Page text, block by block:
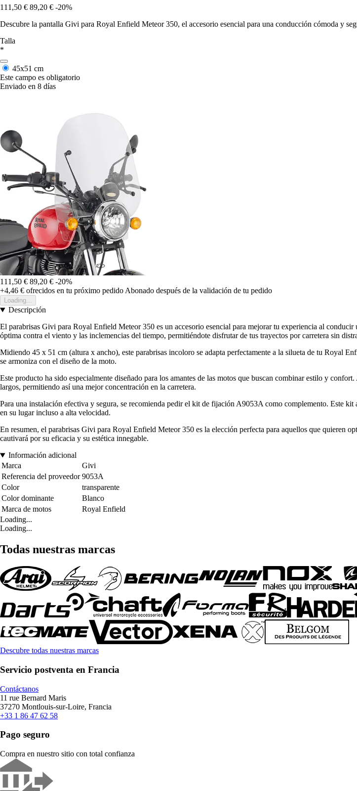
111,50 € 89,20 € -20%
Descubre la pantalla Givi para Royal Enfield Meteor 350, el accesorio esencial para una conducción cómoda y
Talla
*
45x51 cm
Este campo es obligatorio
Enviado en 8 días
111,50 € 89,20 € -20%
+4,46 € ofrecidos en tu próximo pedido Abonado después de la validación de tu pedido
Loading...
Descripción
El parabrisas Givi para Royal Enfield Meteor 350 es un accesorio esencial para mejorar tu experiencia al
óptima contra el viento y las inclemencias del tiempo, permitiéndote disfrutar de tus trayectos por carretera sin
Midiendo 45 x 51 cm (altura x ancho), este parabrisas incoloro se adapta perfectamente a la silueta de tu Royal
se armoniza con el diseño de la moto.
Este producto ha sido especialmente diseñado para los amantes de las motos que buscan combinar estilo y
largos, permitiendo así una mejor concentración en la carretera.
Para una instalación efectiva y segura, se recomienda pedir el kit de fijación A9053A como complemento. Este
en su lugar incluso a alta velocidad.
En resumen, el parabrisas Givi para Royal Enfield Meteor 350 es la elección perfecta para aquellos que quieren
cautivará por su eficacia y su estética innegable.
Información adicional
Marca
Givi
Referencia del proveedor 9053A
Color
transparente
Color dominante
Blanco
Marca de motos
Royal Enfield
Loading...
Loading...
Todas nuestras marcas
Descubre todas nuestras marcas
Servicio postventa en Francia
Contáctanos
11 rue Bernard Maris
37270 Montlouis-sur-Loire, Francia
+33 1 86 47 62 58
Pago seguro
Compra en nuestro sitio con total confianza